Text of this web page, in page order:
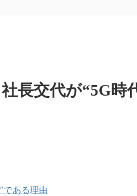
長交代が“5G時
である理由